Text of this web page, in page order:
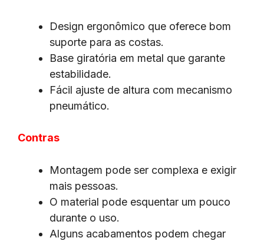
Design ergonômico que oferece bom
suporte para as costas.
Base giratória em metal que garante
estabilidade.
Fácil ajuste de altura com mecanismo
pneumático.
Contras
Montagem pode ser complexa e exigir
mais pessoas.
O material pode esquentar um pouco
durante o uso.
Alguns acabamentos podem chegar